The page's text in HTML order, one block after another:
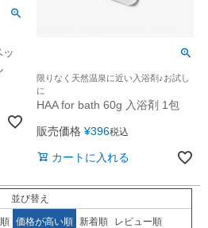
限りなく天然温泉に近い入浴剤♪お試し
に
HAA for bath 60g 入浴剤 1包
販売価格 ¥396税込
カートに入れる
並び替え
価格が高い順 新着順 レビュー順